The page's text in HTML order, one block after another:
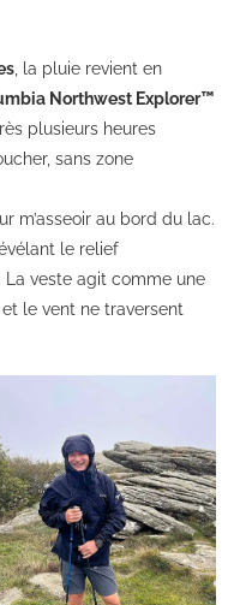
, la pluie revient en
Northwest Explorer™
plusieurs heures
sans zone
m’asseoir au bord du lac.
le relief
veste agit comme une
le vent ne traversent